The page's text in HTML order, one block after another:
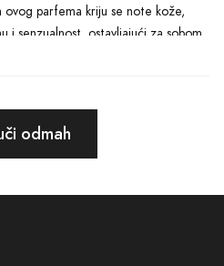
ovog parfema kriju se note kože,
i senzualnost, ostavljajući za sobom
dubinu i postaje još privlačniji.
odmah